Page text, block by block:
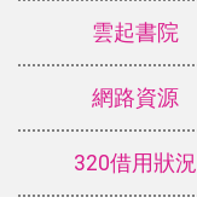
雲起書院
網路資源
320借用狀況